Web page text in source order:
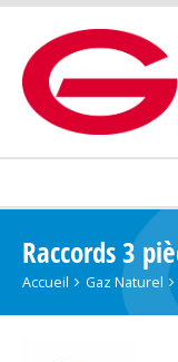
TOUS NOS PRODUITS
GAZ NATUREL
Raccords 3
Accueil Gaz Naturel